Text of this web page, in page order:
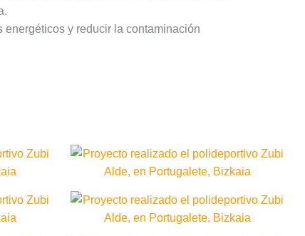
energéticos y reducir la contaminación